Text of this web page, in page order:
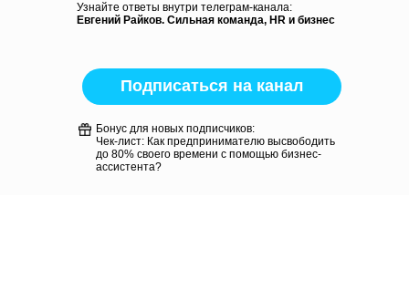
Бонус для новых подписчиков:
Чек-лист: Как предпринимателю высвободить
до 80% своего времени с помощью бизнес-
ассистента?
Узнайте ответы внутри телеграм-канала:
Евгений Райков. Сильная команда, HR и бизнес
Подписаться на канал